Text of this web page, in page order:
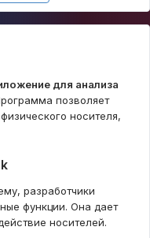
для анализа
позволяет
носителя,
разработчики
функции. Она дает
носителей.